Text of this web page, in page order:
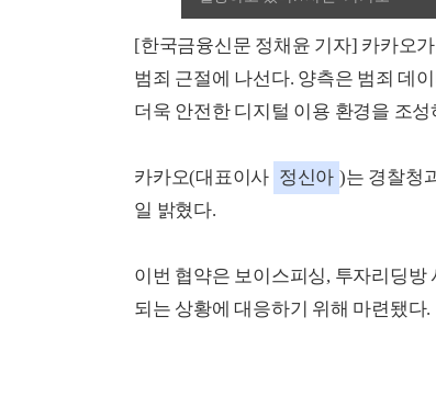
[한국금융신문 정채윤 기자] 카카오
범죄 근절에 나선다. 양측은 범죄 데
더욱 안전한 디지털 이용 환경을 조
카카오(대표이사 정신아 )는 경찰청
일 밝혔다.
이번 협약은 보이스피싱, 투자리딩
되는 상황에 대응하기 위해 마련됐다.